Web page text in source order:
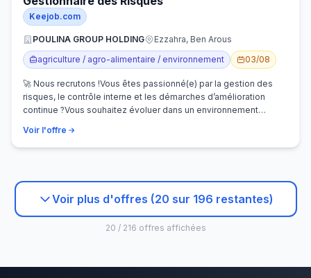
Keejob.com
POULINA GROUP HOLDING
Ezzahra, Ben Arous
agriculture / agro-alimentaire / environnement
03/08
🚀 Nous recrutons !Vous êtes passionné(e) par la gestion des
risques, le contrôle interne et les démarches d’amélioration
continue ?Vous souhaitez évoluer dans un environnement
Voir l'offre
Voir plus d'offres (20 sur 196 restantes)
20 / 216 offres affichées